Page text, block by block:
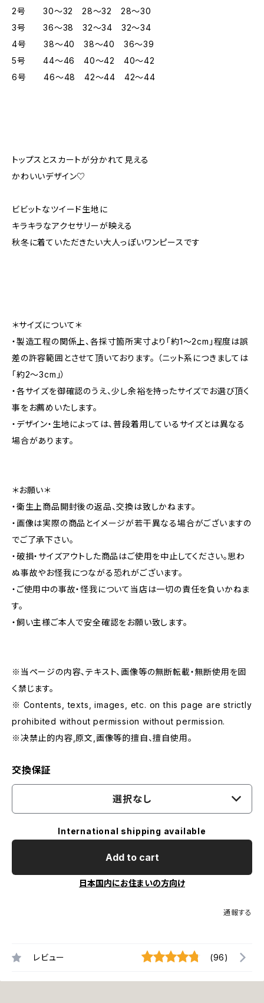
2号 30～32 28～32 28～30
3号 36～38 32～34 32～34
4号 38～40 38～40 36～39
5号 44～46 40～42 40～42
6号 46～48 42～44 42～44
トップスとスカートが分かれて見える
かわいいデザイン♡
ビビットなツイード生地に
キラキラなアクセサリーが映える
秋冬に着ていただきたい大人っぽいワンピースです
＊サイズについて＊
・製造工程の関係上、各採寸箇所実寸より「約1～2cm」程度は誤
差の許容範囲とさせて頂いております。 （ニット系につきましては
「約2～3cm」）
・各サイズを御確認のうえ、少し余裕を持ったサイズでお選び頂く
事をお薦めいたします。
・デザイン・生地によっては、普段着用しているサイズとは異なる
場合があります。
＊お願い＊
・衛生上商品開封後の返品、交換は致しかねます。
・画像は実際の商品とイメージが若干異なる場合がございますの
でご了承下さい。
・破損・サイズアウトした商品はご使用を中止してください。思わ
ぬ事故やお怪我につながる恐れがございます。
・ご使用中の事故・怪我について当店は一切の責任を負いかねま
す。
・飼い主様ご本人で安全確認をお願い致します。
※当ページの内容、テキスト、画像等の無断転載・無断使用を固
く禁じます。
※ Contents, texts, images, etc. on this page are strictly
prohibited without permission without permission.
※决禁止的内容,原文,画像等的擅自、擅自使用。
交換保証
選択なし
International shipping available
Add to cart
日本国内にお住まいの方向け
通報する
レビュー (96)